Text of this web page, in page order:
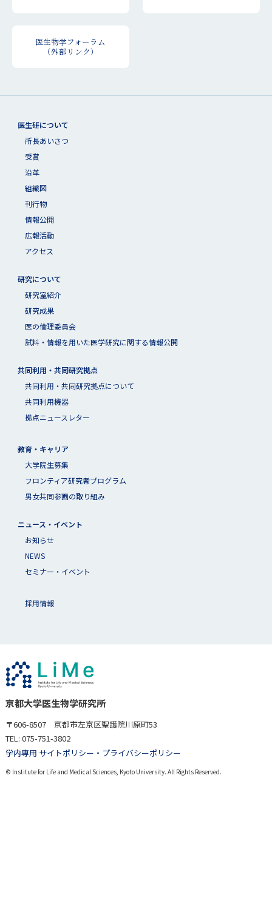
医生物学フォーラム
（外部リンク）
医生研について
所長あいさつ
受賞
沿革
組織図
刊行物
情報公開
広報活動
アクセス
研究について
研究室紹介
研究成果
医の倫理委員会
試料・情報を用いた医学研究に関する情報公開
共同利用・共同研究拠点
共同利⽤・共同研究拠点について
共同利用機器
拠点ニュースレター
教育・キャリア
大学院生募集
フロンティア研究者プログラム
男女共同参画の取り組み
ニュース・イベント
お知らせ
NEWS
セミナー・イベント
採用情報
京都大学医生物学研究所
〒606-8507 京都市左京区聖護院川原町53
TEL: 075-751-3802
学内専用 サイトポリシー・プライバシーポリシー
© Institute for Life and Medical Sciences, Kyoto University. All Rights Reserved.